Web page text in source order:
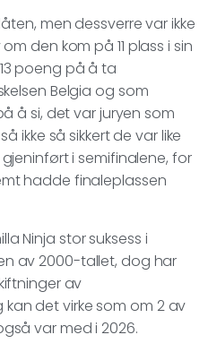
men dessverre var ikke
den kom på 11 plass i sin
poeng på å ta
Belgia og som
å si, det var juryen som
ikke så sikkert de var like
i semifinalene, for
hadde finaleplassen
Ninja stor suksess i
av 2000-tallet, dog har
av
det virke som om 2 av
var med i 2026.